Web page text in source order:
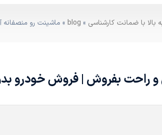
»
blog » ماشینت رو
و راحت بفروش | فروش خودرو